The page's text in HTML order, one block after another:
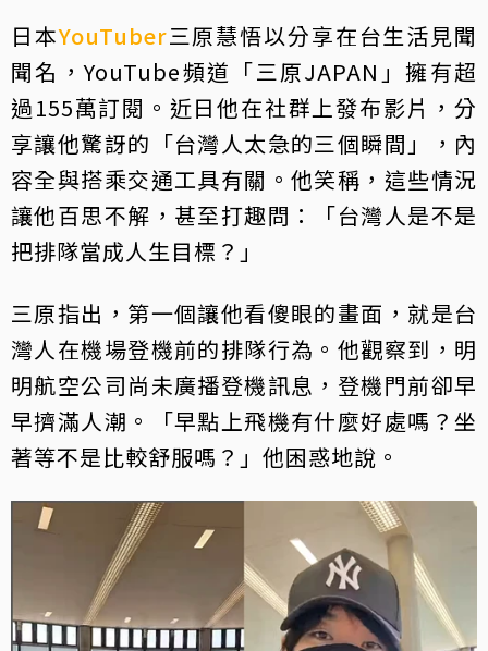
日本YouTuber三原慧悟以分享在台生活見聞
聞名，YouTube頻道「三原JAPAN」擁有超
過155萬訂閱。近日他在社群上發布影片，分
享讓他驚訝的「台灣人太急的三個瞬間」，內
容全與搭乘交通工具有關。他笑稱，這些情況
讓他百思不解，甚至打趣問：「台灣人是不是
把排隊當成人生目標？」
三原指出，第一個讓他看傻眼的畫面，就是台
灣人在機場登機前的排隊行為。他觀察到，明
明航空公司尚未廣播登機訊息，登機門前卻早
早擠滿人潮。「早點上飛機有什麼好處嗎？坐
著等不是比較舒服嗎？」他困惑地說。